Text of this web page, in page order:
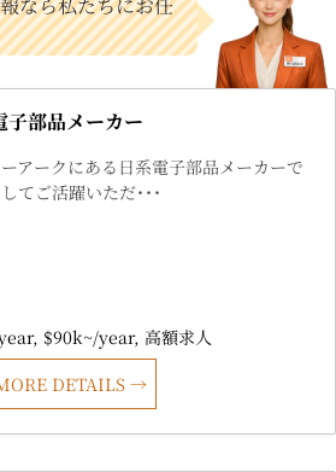
なら私たちにお任
子部品メーカー
アークにある日系電子部品メーカーで
てご活躍いただ･･･
$90k~/year 高額求人
DETAILS